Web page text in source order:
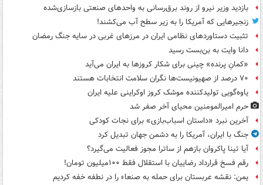
بازدید وزیر نیرو از روند برق‌رسانی به واحدهای صنعتی بازسازی‌شده
زنجیرهایی که آمریکا را به زیر سطح آب می‌کشند!
تثبیت دستاوردهای نظامی ایران در مرزهای غربی در سایه جنگ رمضان
دانا وایت به بن‌بست رسید
«کمانِ پرنده» چینی برای شکار کروزها به ایران می‌آید
۷۰ درصد از صهیونیست‌ها نگران سلامت انتخابات هستند
یاوه‌گویی تولیدکننده موشک کروز اوکراینی علیه ایران
حرم امیرالمومنین محیای آخر صفر شد
آخرین نبرد «داستان اسباب‌بازی» برای نجات کودکی
جنگ با ایران، آمریکا را به دشمن جهان تبدیل کرد
آیا تینا پاکروان بازهم از ساترا مجوز فعالیت می‌گیرد؟
رقم فسخ قرارداد رضاییان با استقلال فقط ۱۰۰میلیون تومان!
یمن: نقشه عربستان برای حمله به صنعاء را در نطفه خفه کردیم